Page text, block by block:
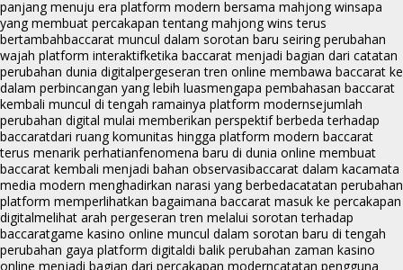
panjang menuju era platform modern bersama mahjong winsapa
yang membuat percakapan tentang mahjong wins terus
bertambahbaccarat muncul dalam sorotan baru seiring perubahan
wajah platform interaktifketika baccarat menjadi bagian dari catatan
perubahan dunia digitalpergeseran tren online membawa baccarat ke
dalam perbincangan yang lebih luasmengapa pembahasan baccarat
kembali muncul di tengah ramainya platform modernsejumlah
perubahan digital mulai memberikan perspektif berbeda terhadap
baccaratdari ruang komunitas hingga platform modern baccarat
terus menarik perhatianfenomena baru di dunia online membuat
baccarat kembali menjadi bahan observasibaccarat dalam kacamata
media modern menghadirkan narasi yang berbedacatatan perubahan
platform memperlihatkan bagaimana baccarat masuk ke percakapan
digitalmelihat arah pergeseran tren melalui sorotan terhadap
baccaratgame kasino online muncul dalam sorotan baru di tengah
perubahan gaya platform digitaldi balik perubahan zaman kasino
online menjadi bagian dari percakapan moderncatatan pengguna